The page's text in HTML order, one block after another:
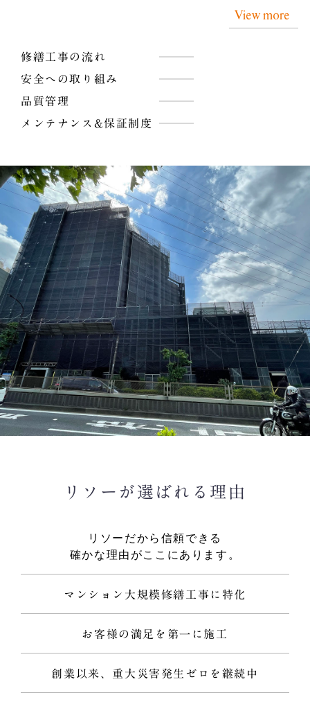
View more
修繕工事の流れ
安全への取り組み
品質管理
メンテナンス&保証制度
リソーが選ばれる理由
リソーだから信頼できる
確かな理由がここにあります。
マンション大規模修繕工事に特化
お客様の満足を第一に施工
創業以来、重大災害発生ゼロを継続中